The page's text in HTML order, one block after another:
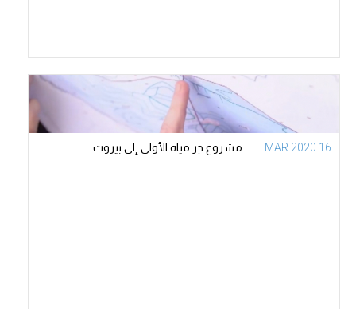
16 MAR 2020 مشروع جر مياه الأولي إلى بيروت